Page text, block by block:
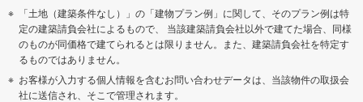
「土地（建築条件なし）」の「建物プラン例」に関して、そのプラン例は特
定の建築請負会社によるもので、 当該建築請負会社以外で建てた場合、同様
のものが同価格で建てられるとは限りません。また、建築請負会社を特定す
るものではありません。
お客様が入力する個人情報を含むお問い合わせデータは、当該物件の取扱会
社に送信され、そこで管理されます。